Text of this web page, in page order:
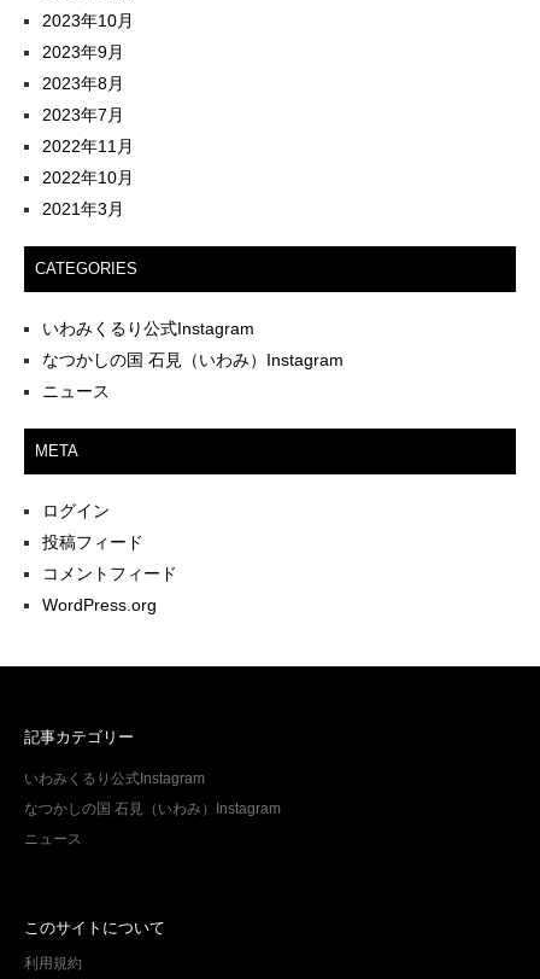
2023年10月
2023年9月
2023年8月
2023年7月
2022年11月
2022年10月
2021年3月
CATEGORIES
いわみくるり公式Instagram
なつかしの国 石見（いわみ）Instagram
ニュース
META
ログイン
投稿フィード
コメントフィード
WordPress.org
記事カテゴリー
いわみくるり公式Instagram
なつかしの国 石見（いわみ）Instagram
ニュース
このサイトについて
利用規約